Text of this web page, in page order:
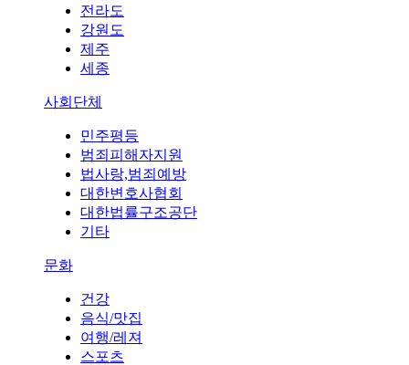
전라도
강원도
제주
세종
사회단체
민주평등
범죄피해자지원
법사랑,범죄예방
대한변호사협회
대한법률구조공단
기타
문화
건강
음식/맛집
여행/레져
스포츠